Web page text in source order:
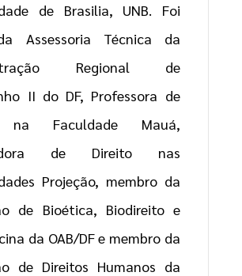
de Brasilia, UNB. Foi
Assessoria Técnica da
Regional de
II do DF, Professora de
na Faculdade Mauá,
de Direito nas
Projeção, membro da
de Bioética, Biodireito e
da OAB/DF e membro da
de Direitos Humanos da